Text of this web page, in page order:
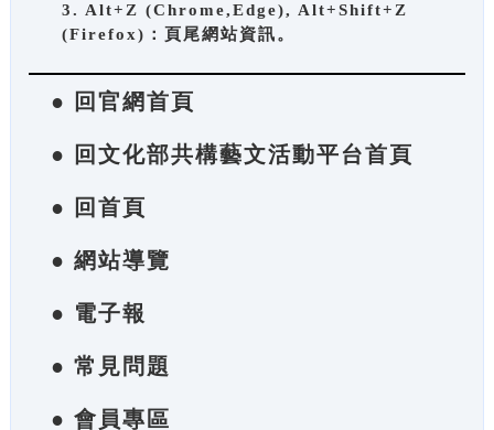
3. Alt+Z (Chrome,Edge), Alt+Shift+Z
(Firefox)：頁尾網站資訊。
● 回官網首頁
● 回文化部共構藝文活動平台首頁
● 回首頁
● 網站導覽
● 電子報
● 常見問題
● 會員專區